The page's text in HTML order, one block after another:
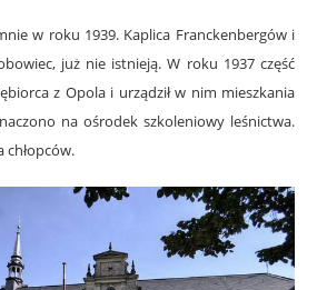
w roku 1939. Kaplica Franckenbergów i
już nie istnieją. W roku 1937 część
z Opola i urządził w nim mieszkania
na ośrodek szkoleniowy leśnictwa.
chłopców.